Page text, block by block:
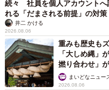
続々 社員を個人アカウント
れる「だまされる前提」の対策
井二 かける
2026.08.06
重みも歴史も
「大しめ縄」
撚り合わせ」
まいどなニュー
2026.08.06